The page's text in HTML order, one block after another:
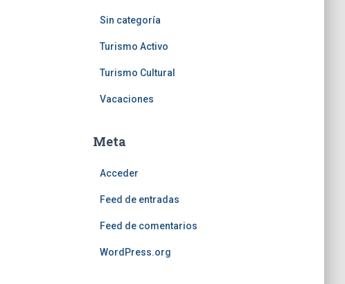
Sin categoría
Turismo Activo
Turismo Cultural
Vacaciones
Meta
Acceder
Feed de entradas
Feed de comentarios
WordPress.org